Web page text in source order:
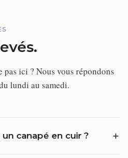
ici ? Nous vous répondons
lundi au samedi.
canapé en cuir ?